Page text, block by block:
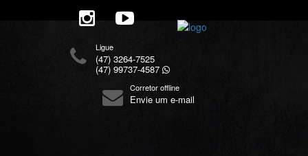
Ligue
(47) 3264-7525
(47) 99737-4587
Corretor offline
Envie um e-mail